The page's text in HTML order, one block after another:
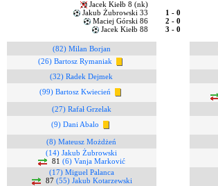
Jacek Kiełb 8 (nk)
Jakub Żubrowski 33
1 - 0
Maciej Górski 86
2 - 0
Jacek Kiełb 88
3 - 0
(82) Milan Borjan
(26) Bartosz Rymaniak
(32) Radek Dejmek
(99) Bartosz Kwiecień
(27) Rafał Grzelak
(9) Dani Abalo
(8) Mateusz Możdżeń
(14) Jakub Żubrowski
81 (6) Vanja Marković
(17) Miguel Palanca
87 (55) Jakub Kotarzewski